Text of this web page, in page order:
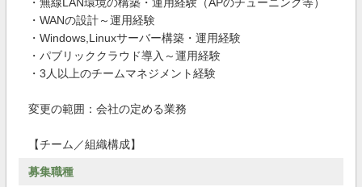
・WANの設計～運用経験
・Windows,Linuxサーバー構築・運用経験
・パブリッククラウド導入～運用経験
・3人以上のチームマネジメント経験
変更の範囲：会社の定める業務
【チーム／組織構成】
募集職種